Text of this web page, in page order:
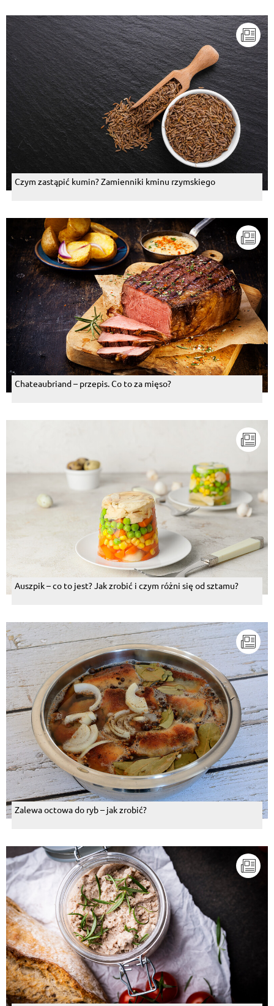
Czym zastąpić kumin? Zamienniki kminu rzymskiego
Chateaubriand – przepis. Co to za mięso?
Auszpik – co to jest? Jak zrobić i czym różni się od sztamu?
Zalewa octowa do ryb – jak zrobić?